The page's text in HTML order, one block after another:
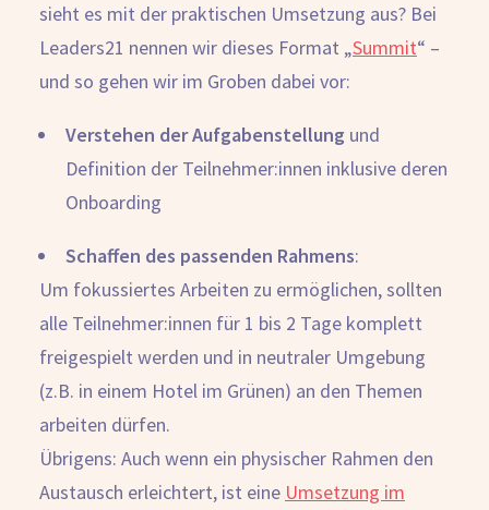
sieht es mit der praktischen Umsetzung aus? Bei
Leaders21 nennen wir dieses Format „Summit“ –
und so gehen wir im Groben dabei vor:
Verstehen der Aufgabenstellung und
Definition der Teilnehmer:innen inklusive deren
Onboarding
Schaffen des passenden Rahmens:
Um fokussiertes Arbeiten zu ermöglichen, sollten
alle Teilnehmer:innen für 1 bis 2 Tage komplett
freigespielt werden und in neutraler Umgebung
(z.B. in einem Hotel im Grünen) an den Themen
arbeiten dürfen.
Übrigens: Auch wenn ein physischer Rahmen den
Austausch erleichtert, ist eine Umsetzung im